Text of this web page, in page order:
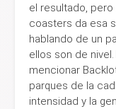
el resultado,
coasters da esa
hablando de un
ellos son de
mencionar
parques de la
intensidad y la